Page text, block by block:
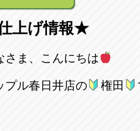
アップル
0586-28-
アップル
0568-85-
宮22号店
市朝日3-4-12
日井店
井市八田町2-1-16
上げ情報★
さま、こんにちは
プル春日井店の 権田